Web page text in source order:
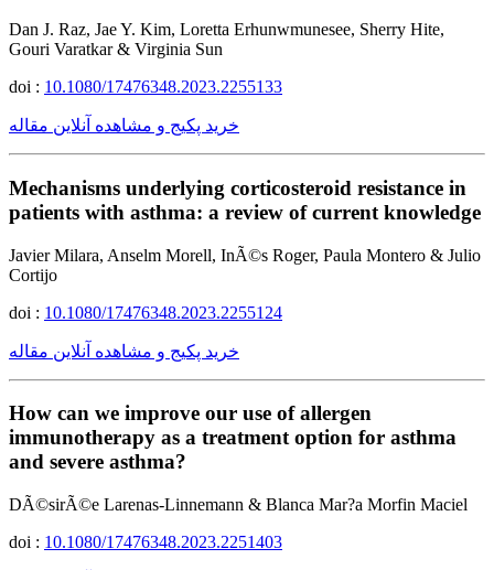
Dan J. Raz, Jae Y. Kim, Loretta Erhunwmunesee, Sherry Hite,
Gouri Varatkar & Virginia Sun
doi : 10.1080/17476348.2023.2255133
خرید پکیج و مشاهده آنلاین مقاله
Mechanisms underlying corticosteroid resistance in
patients with asthma: a review of current knowledge
Javier Milara, Anselm Morell, InÃ©s Roger, Paula Montero & Julio
Cortijo
doi : 10.1080/17476348.2023.2255124
خرید پکیج و مشاهده آنلاین مقاله
How can we improve our use of allergen
immunotherapy as a treatment option for asthma
and severe asthma?
DÃ©sirÃ©e Larenas-Linnemann & Blanca Mar?a Morfin Maciel
doi : 10.1080/17476348.2023.2251403